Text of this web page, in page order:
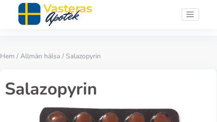
Hem / Allmän hälsa / Salazopyrin
Salazopyrin